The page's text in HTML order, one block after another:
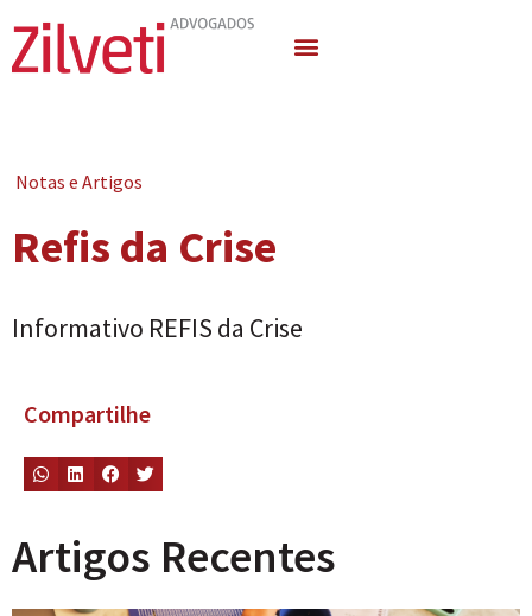
Notas e Artigos
Refis da Crise
Informativo REFIS da Crise
Compartilhe
Artigos Recentes